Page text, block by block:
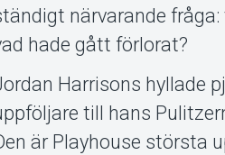
närvarande
hade gått förlorat?
Harrisons hyllade
till hans
är Playhouse största